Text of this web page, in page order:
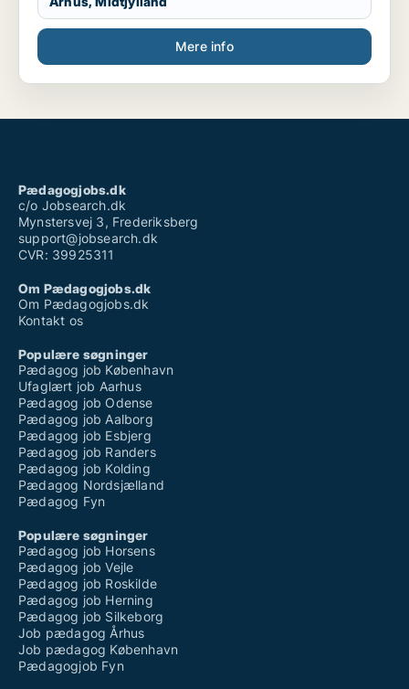
Mere info
Pædagogjobs.dk
c/o Jobsearch.dk
Mynstersvej 3, Frederiksberg
support@jobsearch.dk
CVR: 39925311
Om Pædagogjobs.dk
Om Pædagogjobs.dk
Kontakt os
Populære søgninger
Pædagog job København
Ufaglært job Aarhus
Pædagog job Odense
Pædagog job Aalborg
Pædagog job Esbjerg
Pædagog job Randers
Pædagog job Kolding
Pædagog Nordsjælland
Pædagog Fyn
Populære søgninger
Pædagog job Horsens
Pædagog job Vejle
Pædagog job Roskilde
Pædagog job Herning
Pædagog job Silkeborg
Job pædagog Århus
Job pædagog København
Pædagogjob Fyn